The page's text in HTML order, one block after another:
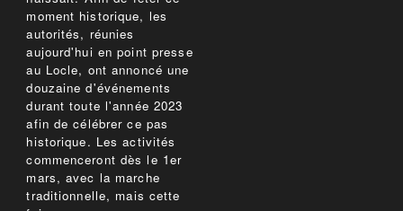
moment historique, les
autorités, réunies
aujourd'hui en point presse
au Locle, ont annoncé une
douzaine d'événements
durant toute l'année 2023
afin de célébrer ce pas
historique. Les activités
commenceront dès le 1er
mars, avec la marche
traditionnelle, mais cette